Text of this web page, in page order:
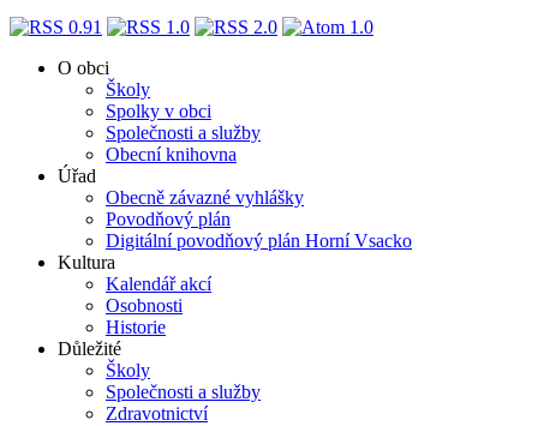
O obci
Školy
Spolky v obci
Společnosti a služby
Obecní knihovna
Úřad
Obecně závazné vyhlášky
Povodňový plán
Digitální povodňový plán Horní Vsacko
Kultura
Kalendář akcí
Osobnosti
Historie
Důležité
Školy
Společnosti a služby
Zdravotnictví